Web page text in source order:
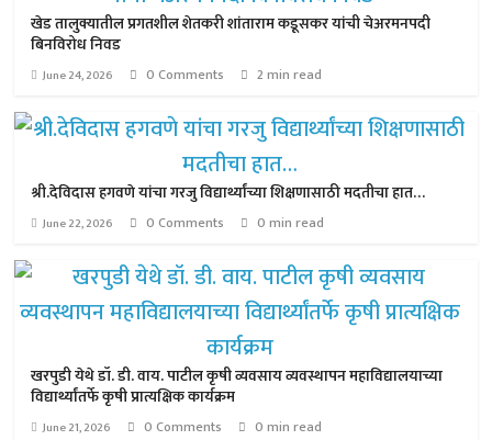
खेड तालुक्यातील प्रगतशील शेतकरी शांताराम कडूसकर यांची चेअरमनपदी
बिनविरोध निवड
June 24, 2026 0 Comments 2 min read
श्री.देविदास हगवणे यांचा गरजु विद्यार्थ्यांच्या शिक्षणासाठी मदतीचा हात…
June 22, 2026 0 Comments 0 min read
खरपुडी येथे डॉ. डी. वाय. पाटील कृषी व्यवसाय व्यवस्थापन महाविद्यालयाच्या
विद्यार्थ्यांतर्फे कृषी प्रात्यक्षिक कार्यक्रम
June 21, 2026 0 Comments 0 min read